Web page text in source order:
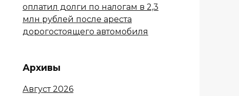
оплатил долги по налогам в 2,3
млн рублей после ареста
дорогостоящего автомобиля
Архивы
Август 2026